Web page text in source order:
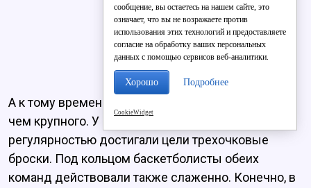
А к тому времени счет в игре вырос уже до более
чем крупного. У игроков с завидной
регулярностью достигали цели трехочковые
броски. Под кольцом баскетболисты обеих
команд действовали также слаженно. Конечно, в
сообщение, вы остаетесь на нашем сайте, это
означает, что вы не возражаете против
использования этих технологий и предоставляете
согласие на обработку ваших персональных
данных с помощью сервисов веб-аналитики.
Хорошо Подробнее
CookieWidget